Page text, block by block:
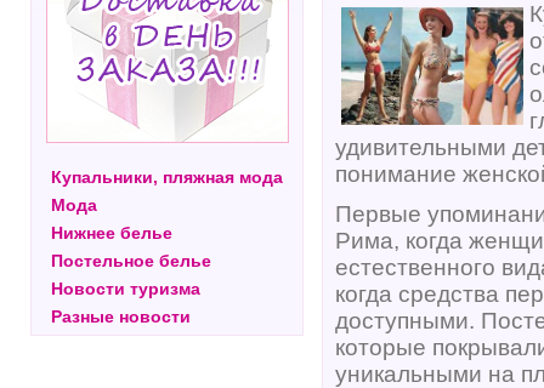
Купальники, пляжная мода
Мода
Нижнее белье
Постельное белье
Новости туризма
Разные новости
удивительными
понимание
Первые
Рима, когда
естественного
когда средства
доступными.
которые
уникальными на